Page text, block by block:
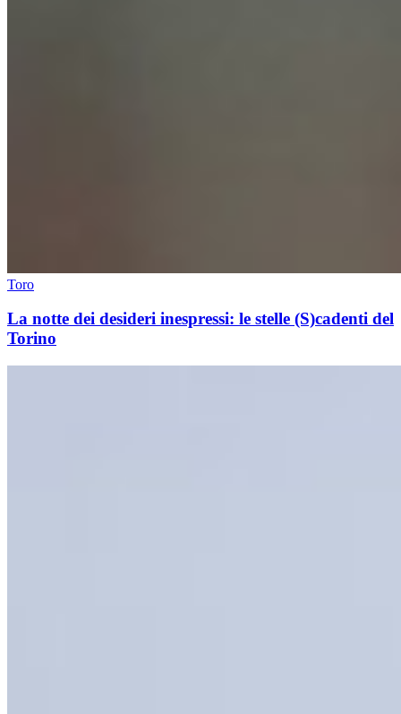
Toro
La notte dei desideri inespressi: le stelle (S)cadenti del
Torino